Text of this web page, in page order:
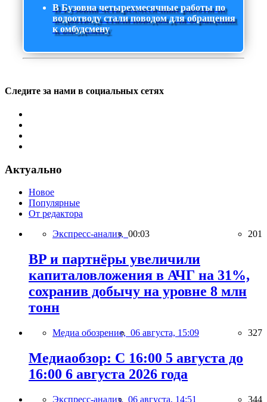
В Бузовна четырехмесячные работы по
водоотводу стали поводом для обращения
к омбудсмену
Следите за нами в социальных сетях
Актуально
Новое
Популярные
От редактора
Экспресс-анализ, 00:03 201
BP и партнёры увеличили
капиталовложения в АЧГ на 31%,
сохранив добычу на уровне 8 млн
тонн
Медиа обозрение, 06 августа, 15:09 327
Медиаобзор: С 16:00 5 августа до
16:00 6 августа 2026 года
Экспресс-анализ, 06 августа, 14:51 344